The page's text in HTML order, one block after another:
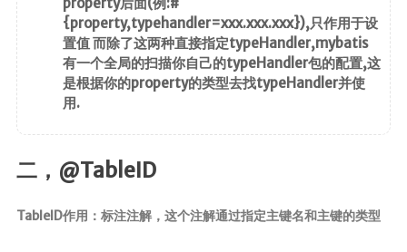
{property,typehandler=xxx.xxx.xxx}),只作用于设
置值 而除了这两种直接指定typeHandler,mybatis
有一个全局的扫描你自己的typeHandler包的配置,这
是根据你的property的类型去找typeHandler并使
用.
二，@TableID
TableID作用：标注注解，这个注解通过指定主键名和主键的类型